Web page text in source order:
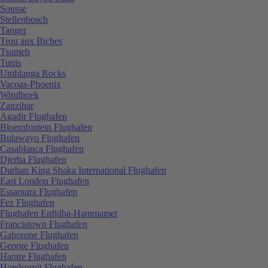
Sousse
Stellenbosch
Tanger
Trou aux Biches
Tsumeb
Tunis
Umhlanga Rocks
Vacoas-Phoenix
Windhoek
Zanzibar
Agadir Flughafen
Bloemfontein Flughafen
Bulawayo Flughafen
Casablanca Flughafen
Djerba Flughafen
Durban King Shaka International Flughafen
East London Flughafen
Essaouira Flughafen
Fez Flughafen
Flughafen Enfidha-Hammamet
Francistown Flughafen
Gaborone Flughafen
George Flughafen
Harare Flughafen